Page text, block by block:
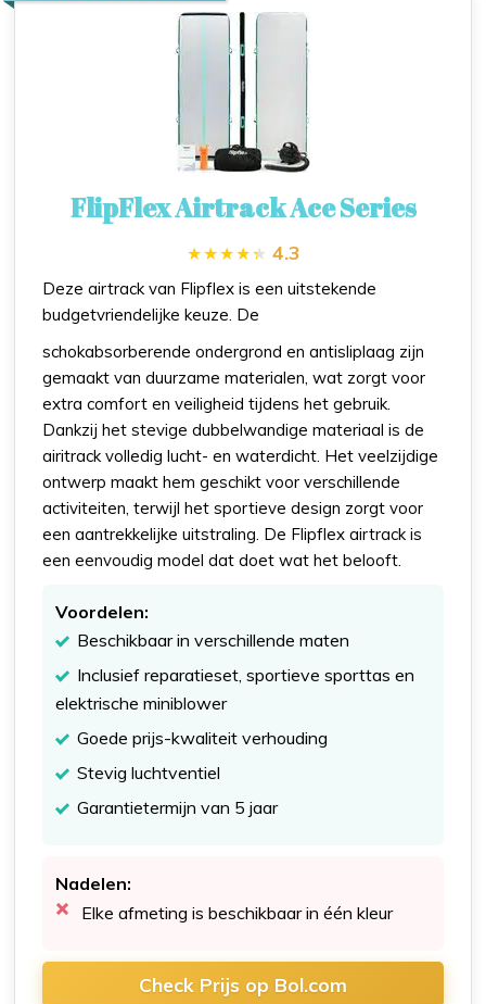
FlipFlex Airtrack Ace Series
4.3
Deze airtrack van Flipflex is een uitstekende
budgetvriendelijke keuze. De
schokabsorberende ondergrond en antisliplaag zijn
gemaakt van duurzame materialen, wat zorgt voor
extra comfort en veiligheid tijdens het gebruik.
Dankzij het stevige dubbelwandige materiaal is de
airitrack volledig lucht- en waterdicht. Het veelzijdige
ontwerp maakt hem geschikt voor verschillende
activiteiten, terwijl het sportieve design zorgt voor
een aantrekkelijke uitstraling. De Flipflex airtrack is
een eenvoudig model dat doet wat het belooft.
Voordelen:
Beschikbaar in verschillende maten
Inclusief reparatieset, sportieve sporttas en
elektrische miniblower
Goede prijs-kwaliteit verhouding
Stevig luchtventiel
Garantietermijn van 5 jaar
Nadelen:
Elke afmeting is beschikbaar in één kleur
Check Prijs op Bol.com